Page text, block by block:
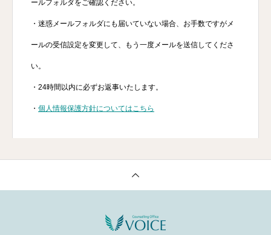
ールフォルダをご確認ください。
・迷惑メールフォルダにも届いていない場合、お手数ですがメ
ールの受信設定を変更して、もう一度メールを送信してくださ
い。
・24時間以内に必ずお返事いたします。
・ 個人情報保護方針についてはこちら